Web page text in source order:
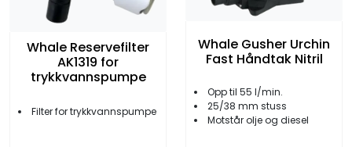
Whale Reservefilter
AK1319 for
trykkvannspumpe
Filter for trykkvannspumpe
Whale Gusher Urchin
Fast Håndtak Nitril
Opp til 55 l/min.
25/38 mm stuss
Motstår olje og diesel